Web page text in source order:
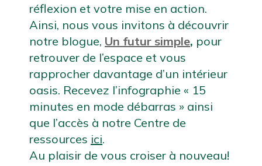
réflexion et votre mise en action.
Ainsi, nous vous invitons à découvrir
notre blogue, Un futur simple, pour
retrouver de l’espace et vous
rapprocher davantage d’un intérieur
oasis. Recevez l’infographie « 15
minutes en mode débarras » ainsi
que l’accès à notre Centre de
ressources ici.
Au plaisir de vous croiser à nouveau!